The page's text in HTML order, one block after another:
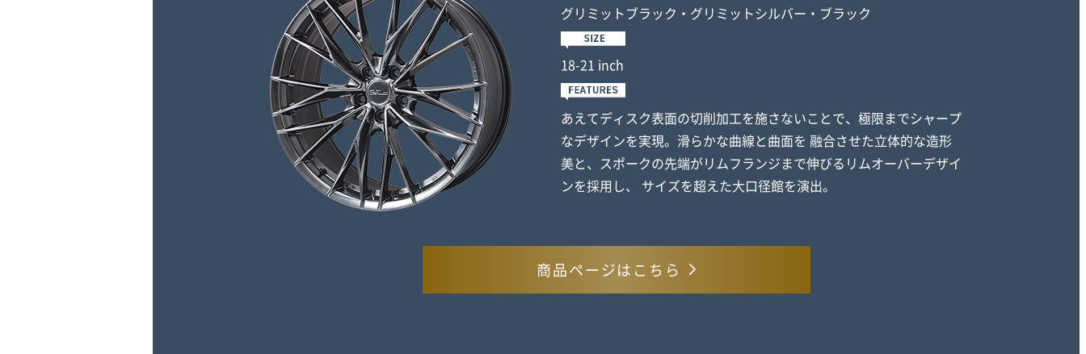
グリミットブラック・ グリミットシルバー・ ブラック
18-21 inch
あえてディスク表面の切削加工を施さないことで、極限までシャープ
なデザインを実現。滑らかな曲線と曲面を 融合させた立体的な造形
美と、スポークの先端がリムフランジまで伸びるリムオーバーデザイ
ンを採用し、 サイズを超えた大口径館を演出。
商品ページはこちら